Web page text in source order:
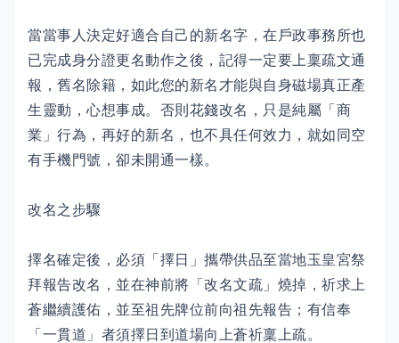
當當事人決定好適合自己的新名字，在戶政事務所也
已完成身分證更名動作之後，記得一定要上稟疏文通
報，舊名除籍，如此您的新名才能與自身磁場真正產
生靈動，心想事成。否則花錢改名，只是純屬「商
業」行為，再好的新名，也不具任何效力，就如同空
有手機門號，卻未開通一樣。
改名之步驟
擇名確定後，必須「擇日」攜帶供品至當地玉皇宮祭
拜報告改名，並在神前將「改名文疏」燒掉，祈求上
蒼繼續護佑，並至祖先牌位前向祖先報告；有信奉
「一貫道」者須擇日到道場向上蒼祈稟上疏。